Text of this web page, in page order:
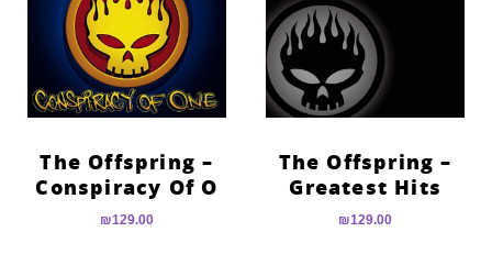
The Offspring –
Greatest Hits
₪129.00
The Offspring –
Conspiracy Of O
₪129.00